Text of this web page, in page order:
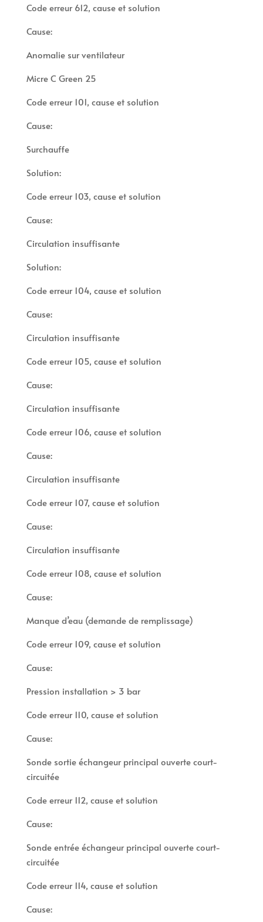
Code erreur 612, cause et solution
Cause:
Anomalie sur ventilateur
Micre C Green 25
Code erreur 101, cause et solution
Cause:
Surchauffe
Solution:
Code erreur 103, cause et solution
Cause:
Circulation insuffisante
Solution:
Code erreur 104, cause et solution
Cause:
Circulation insuffisante
Code erreur 105, cause et solution
Cause:
Circulation insuffisante
Code erreur 106, cause et solution
Cause:
Circulation insuffisante
Code erreur 107, cause et solution
Cause:
Circulation insuffisante
Code erreur 108, cause et solution
Cause:
Manque d’eau (demande de remplissage)
Code erreur 109, cause et solution
Cause:
Pression installation > 3 bar
Code erreur 110, cause et solution
Cause:
Sonde sortie échangeur principal ouverte court-
circuitée
Code erreur 112, cause et solution
Cause:
Sonde entrée échangeur principal ouverte court-
circuitée
Code erreur 114, cause et solution
Cause: